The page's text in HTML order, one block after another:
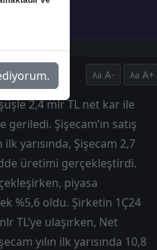
A- A+
2,4 mlr TL net kar ile
geriledi. Şişecam’ın satış
ilk yarısında, Şişecam 2,7
üretimi gerçekleştirdi.
piyasa
%5,6 oldu. Şirketin 1Ç24
TL’ye ulaşırken, Net
yılın ilk yarısında 10,8
edilen metni Okudum, Anladım ve Kabul ediyorum.